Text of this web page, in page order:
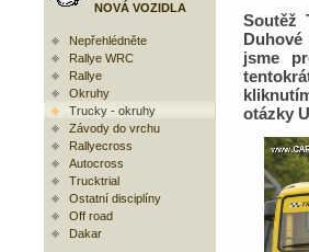
NOVÁ VOZIDLA
Nepřehlédněte
Rallye WRC
Rallye
Okruhy
Trucky - okruhy
Závody do vrchu
Rallyecross
Autocross
Trucktrial
Ostatní disciplíny
Off road
Dakar
Soutěž
jsme
otázky